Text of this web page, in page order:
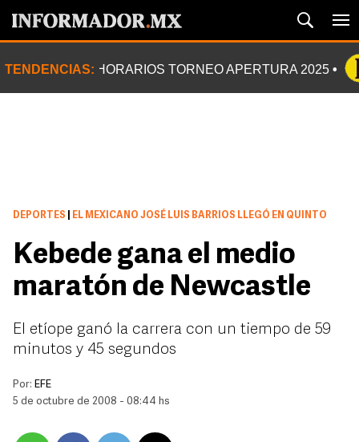
TENDENCIAS: HORARIOS TORNEO APERTURA 2025
DEPORTES EL MEXICANO JOSÉ LUIS BARRIOS LLEGÓ EN QUINTO
Kebede gana el medio
maratón de Newcastle
El etíope ganó la carrera con un tiempo de 59
minutos y 45 segundos
Por: EFE
5 de octubre de 2008 - 08:44 hs